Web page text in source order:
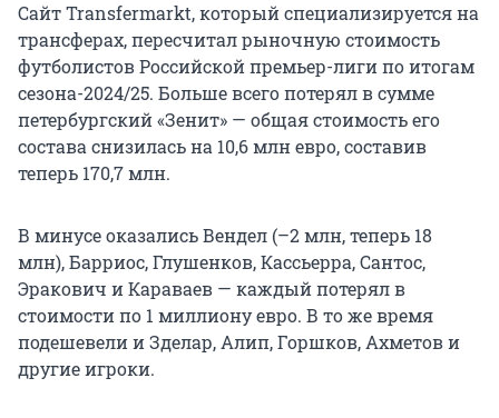
Сайт Transfermarkt, который специализируется на
трансферах, пересчитал рыночную стоимость
футболистов Российской премьер-лиги по итогам
сезона-2024/25. Больше всего потерял в сумме
петербургский «Зенит» — общая стоимость его
состава снизилась на 10,6 млн евро, составив
теперь 170,7 млн.
В минусе оказались Вендел (–2 млн, теперь 18
млн), Барриос, Глушенков, Кассьерра, Сантос,
Эракович и Караваев — каждый потерял в
стоимости по 1 миллиону евро. В то же время
подешевели и Зделар, Алип, Горшков, Ахметов и
другие игроки.